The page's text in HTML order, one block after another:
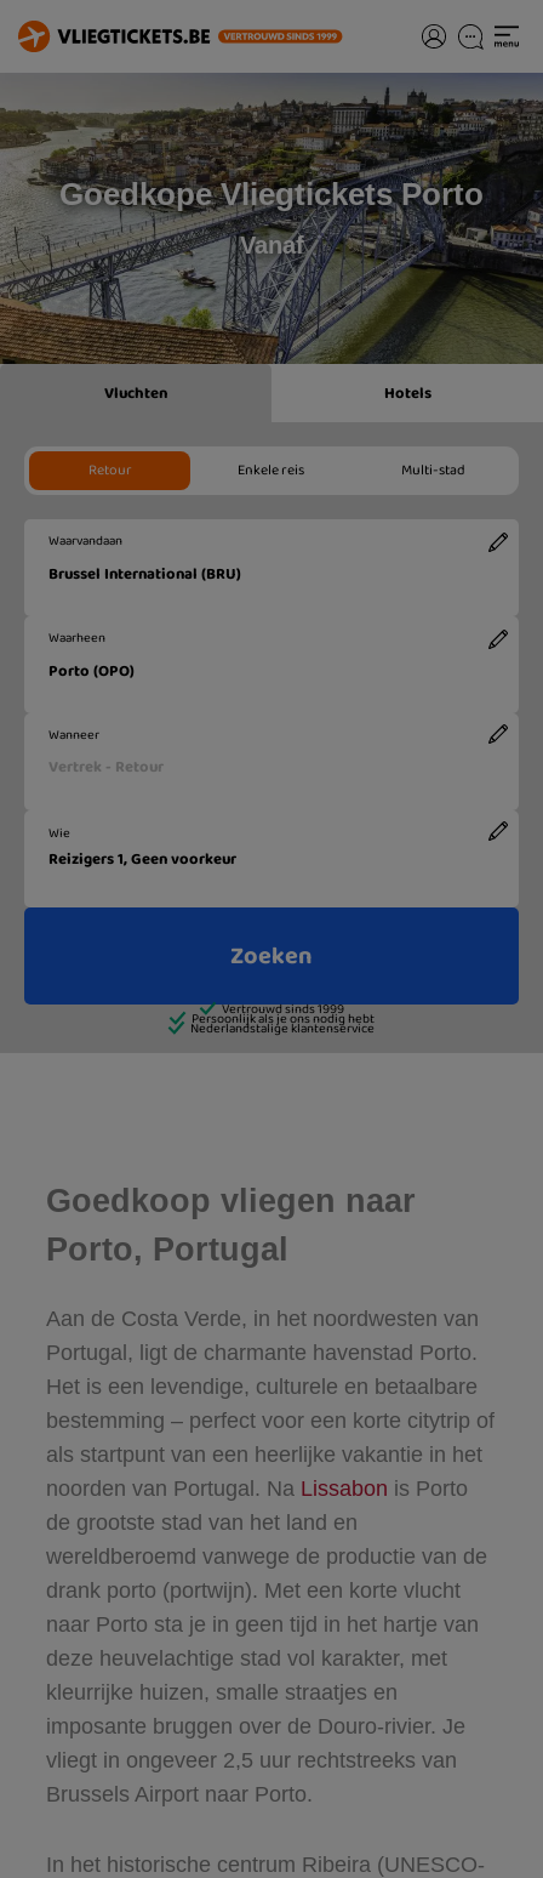
Goedkope Vliegtickets Porto
Vanaf
Goedkoop vliegen naar
Porto, Portugal
Aan de Costa Verde, in het noordwesten van
Portugal, ligt de charmante havenstad Porto.
Het is een levendige, culturele en betaalbare
bestemming – perfect voor een korte citytrip of
als startpunt van een heerlijke vakantie in het
noorden van Portugal. Na Lissabon is Porto
de grootste stad van het land en
wereldberoemd vanwege de productie van de
drank porto (portwijn). Met een korte vlucht
naar Porto sta je in geen tijd in het hartje van
deze heuvelachtige stad vol karakter, met
kleurrijke huizen, smalle straatjes en
imposante bruggen over de Douro-rivier. Je
vliegt in ongeveer 2,5 uur rechtstreeks van
Brussels Airport naar Porto.
In het historische centrum Ribeira (UNESCO-